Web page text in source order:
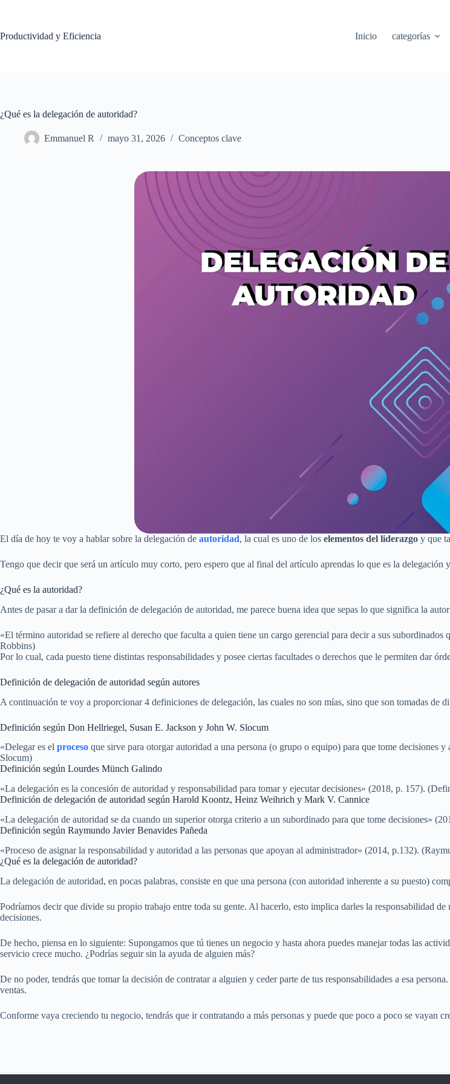
Productividad y Eficiencia
Inicio categorías
¿Qué es la delegación de autoridad?
Emmanuel R mayo 31, 2026 Conceptos clave
El día de hoy te voy a hablar sobre la delegación de autoridad, la cual es uno de los elementos del liderazgo y que
Tengo que decir que será un artículo muy corto, pero espero que al final del artículo aprendas lo que es la
¿Qué es la autoridad?
Antes de pasar a dar la definición de delegación de autoridad, me parece buena idea que sepas lo que significa la
«El término autoridad se refiere al derecho que faculta a quien tiene un cargo gerencial para decir a sus
Robbins)
Por lo cual, cada puesto tiene distintas responsabilidades y posee ciertas facultades o derechos que le permiten dar
Definición de delegación de autoridad según autores
A continuación te voy a proporcionar 4 definiciones de delegación, las cuales no son mías, sino que son tomadas
Definición según Don Hellriegel, Susan E. Jackson y John W. Slocum
«Delegar es el proceso que sirve para otorgar autoridad a una persona (o grupo o equipo) para que tome
Slocum)
Definición según Lourdes Münch Galindo
«La delegación es la concesión de autoridad y responsabilidad para tomar y ejecutar decisiones» (2018, p. 157).
Definición de delegación de autoridad según Harold Koontz, Heinz Weihrich y Mark V. Cannice
«La delegación de autoridad se da cuando un superior otorga criterio a un subordinado para que tome
Definición según Raymundo Javier Benavides Pañeda
«Proceso de asignar la responsabilidad y autoridad a las personas que apoyan al administrador» (2014, p.132).
¿Qué es la delegación de autoridad?
La delegación de autoridad, en pocas palabras, consiste en que una persona (con autoridad inherente a su puesto)
Podríamos decir que divide su propio trabajo entre toda su gente. Al hacerlo, esto implica darles la responsabilidad
decisiones.
De hecho, piensa en lo siguiente: Supongamos que tú tienes un negocio y hasta ahora puedes manejar todas las
servicio crece mucho. ¿Podrías seguir sin la ayuda de alguien más?
De no poder, tendrás que tomar la decisión de contratar a alguien y ceder parte de tus responsabilidades a esa
ventas.
Conforme vaya creciendo tu negocio, tendrás que ir contratando a más personas y puede que poco a poco se vayan